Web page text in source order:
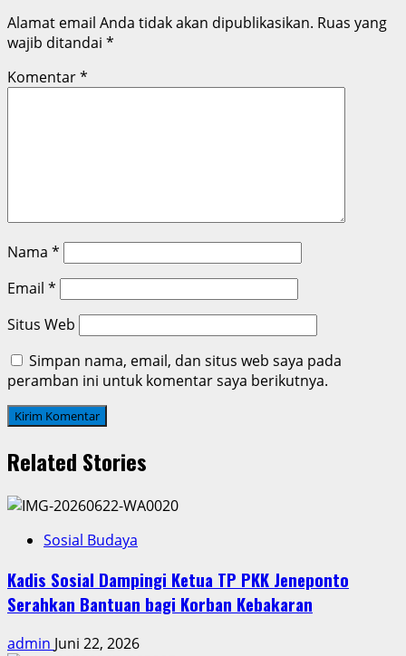
Alamat email Anda tidak akan dipublikasikan. Ruas yang
wajib ditandai *
Komentar*
Nama *
Email *
Situs Web
Simpan nama, email, dan situs web saya pada
peramban ini untuk komentar saya berikutnya.
Related Stories
Sosial Budaya
Kadis Sosial Dampingi Ketua TP PKK Jeneponto
Serahkan Bantuan bagi Korban Kebakaran
admin Juni 22, 2026